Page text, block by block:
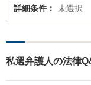
詳細条件 未選択
私選弁護人の法律